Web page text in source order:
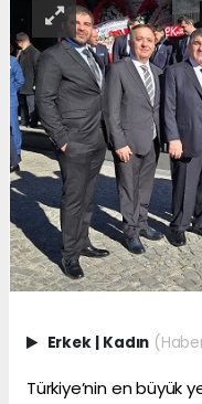
Erkek Kadın
Türkiye’nin en büyük